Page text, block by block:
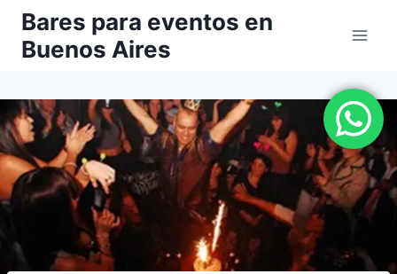
Saltar
contenido
Bares para eventos en
Buenos Aires